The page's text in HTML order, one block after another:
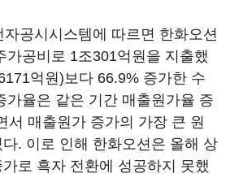
공시시스템에 따르면 한화오션
가공비로 1조301억원을 지출했
억원)보다 66.9% 증가한 수
가율은 같은 기간 매출원가율 증
서 매출원가 증가의 가장 큰 원
. 이로 인해 한화오션은 올해 상
로 흑자 전환에 성공하지 못했